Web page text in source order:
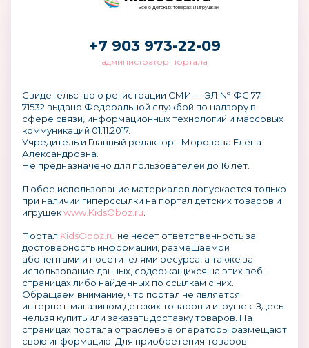
Всё о детских товарах и игрушках
+7 903 973-22-09
администратор портала
Свидетельство о регистрации СМИ — ЭЛ № ФС 77–
71532 выдано Федеральной службой по надзору в
сфере связи, информационных технологий и массовых
коммуникаций 01.11.2017.
Учредитель и Главный редактор - Морозова Елена
Александровна.
Не предназначено для пользователей до 16 лет.
Любое использование материалов допускается только
при наличии гиперссылки на портал детских товаров и
игрушекwww.KidsOboz.ru
Портал KidsOboz.ru не несет ответственность за
достоверность информации, размещаемой
абонентами и посетителями ресурса, а также за
использование данных, содержащихся на этих веб-
страницах либо найденных по ссылкам с них.
Обращаем внимание, что портал не является
интернет-магазином детских товаров и игрушек. Здесь
нельзя купить или заказать доставку товаров. На
страницах портала отраслевые операторы размещают
свою информацию. Для приобретения товаров